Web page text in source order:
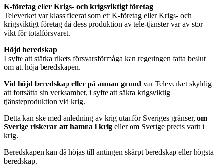
K-företag eller Krigs- och krigsviktigt företag
Televerket var klassificerat som ett K-företag eller Krigs- och
krigsviktigt företag då dess produktion av tele-tjänster var av stor
vikt för totalförsvaret.
Höjd beredskap
I syfte att stärka rikets försvarsförmåga kan regeringen fatta beslut
om att höja beredskapen.
Vid höjd beredskap eller på annan grund var Televerket skyldig
att fortsätta sin verksamhet, i syfte att säkra krigsviktig
tjänsteproduktion vid krig.
Detta kan ske med anledning av krig utanför Sveriges gränser, om
Sverige riskerar att hamna i krig eller om Sverige precis varit i
krig.
Beredskapen kan då höjas till antingen skärpt beredskap eller högsta
beredskap.